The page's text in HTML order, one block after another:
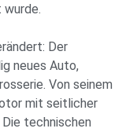
Der
neues Auto,
Von seinem
mit seitlicher
technischen